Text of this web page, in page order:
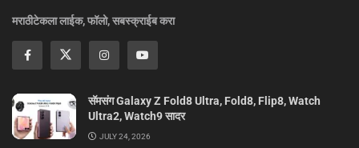
मराठीटेकला लाईक, फॉलो, सबस्क्राईब करा
सॅमसंग Galaxy Z Fold8 Ultra, Fold8, Flip8, Watch
Ultra2, Watch9 सादर
JULY 24, 2026